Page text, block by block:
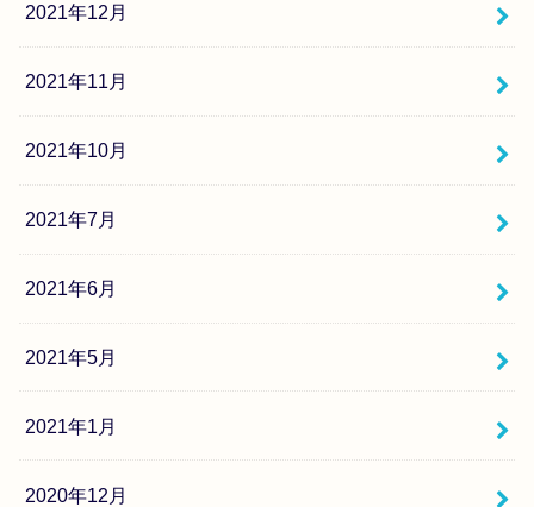
2021年12月
2021年11月
2021年10月
2021年7月
2021年6月
2021年5月
2021年1月
2020年12月